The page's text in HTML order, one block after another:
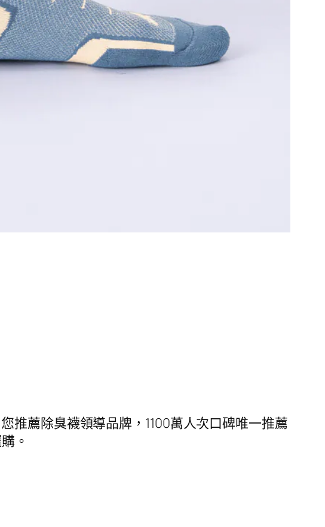
推薦除臭襪領導品牌，1100萬人次口碑唯一推薦
。